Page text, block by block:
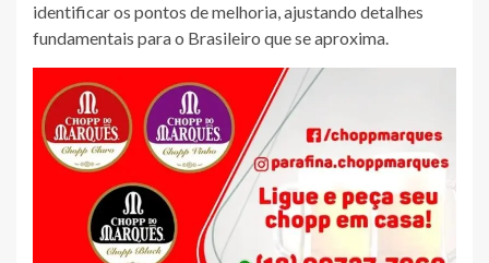
identificar os pontos de melhoria, ajustando detalhes
fundamentais para o Brasileiro que se aproxima.